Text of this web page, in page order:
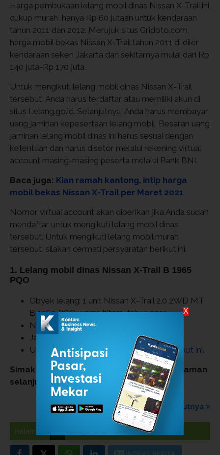
Harga pembukaan lelang mobil dinas Nissan X-Trail ini
cukup murah, hanya Rp 60 jutaan untuk kendaraan
tahun 2011 dan 2012. Merujuk situs Gridoto.com,
harga mobil bekas Nissan X-Trail tahun 2011 di diler
kendaraan seken Jakarta dan sekitarnya mulai dari Rp
140 juta-Rp 170 juta.
Untuk mengikuti lelang mobil dinas Nissan X-Trail
tersebut, Anda harus terdaftar atau memiliki akun di
situs Lelang.go.id. Selanjutnya, Anda harus membayar
uang jaminan kepesertaan lelang mobil. Besaran uang
jaminan lelang mobil dinas ini harus sesuai dengan
ketentuan dan harus disetor melalui rekening virtual
account masing-masing peserta melalui Bank BNI.
Baca juga: Kian ramah kantong, intip harga
mobil bekas Nissan X-Trail per Maret 2021
Nomor virtual account akan diberikan jika Anda sudah
mendaftar untuk mengikuti lelang mobil dinas
tersebut. Untuk mengikuti lelang mobil murah
tersebut, silakan cermati persyaratan berikut ini.
1. Lelang mobil dinas Nissan X-Trail B 1965
PQO
Obyek lelang: 1 unit Nissan X-Trail 2.0 2WD MT
B 1965 PQO warna hitam, tahun 2011
Nilai limit lelang mobil: Rp 66.774.000
Jaminan lelang mobil: Rp 15.300.000
Untuk ikut lelang mobil ini, klik tautanberikut ini.
Simak daftar lelang mobil dinas lain di halaman
selanjutnya
Selanjutnya
Halaman Tampilkan Semua
X